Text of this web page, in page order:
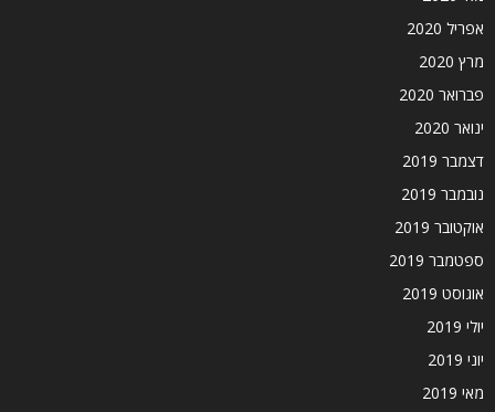
אפריל 2020
מרץ 2020
פברואר 2020
ינואר 2020
דצמבר 2019
נובמבר 2019
אוקטובר 2019
ספטמבר 2019
אוגוסט 2019
יולי 2019
יוני 2019
מאי 2019